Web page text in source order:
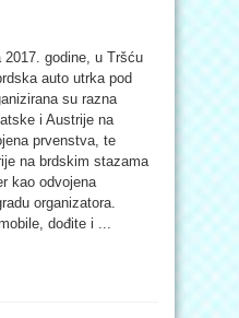
2017. godine, u Tršću
auto utrka pod
su razna
i Austrije na
prvenstva, te
na brdskim stazama
kao odvojena
organizatora.
dođite i ...